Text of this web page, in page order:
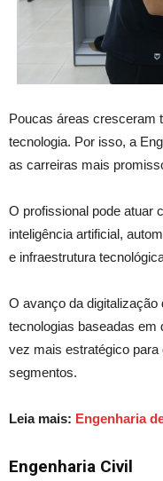
Poucas áreas cresceram
tecnologia. Por isso, a
as carreiras mais
O profissional pode atuar
inteligência artificial,
e infraestrutura
O avanço da
tecnologias baseadas em
vez mais estratégico
segmentos.
Leia mais: Engenharia
Engenharia Civil